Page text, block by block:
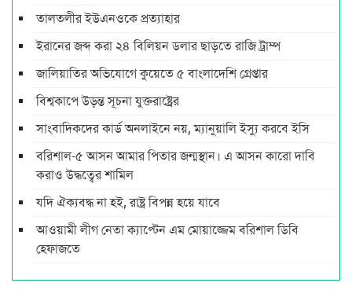
তালতলীর ইউএনওকে প্রত্যাহার
ইরানের জব্দ করা ২৪ বিলিয়ন ডলার ছাড়তে রাজি ট্রাম্প
জালিয়াতির অভিযোগে কুয়েতে ৫ বাংলাদেশি গ্রেপ্তার
বিশ্বকাপে উড়ন্ত সূচনা যুক্তরাষ্ট্রের
সাংবাদিকদের কার্ড অনলাইনে নয়, ম্যানুয়ালি ইস্যু করবে ইসি
বরিশাল-৫ আসন আমার পিতার জন্মস্থান। এ আসন কারো দাবি
করাও উদ্ধত্বের শামিল
যদি ঐক্যবদ্ধ না হই, রাষ্ট্র বিপন্ন হয়ে যাবে
আওয়ামী লীগ নেতা ক্যাপ্টেন এম মোয়াজ্জেম বরিশাল ডিবি
হেফাজতে